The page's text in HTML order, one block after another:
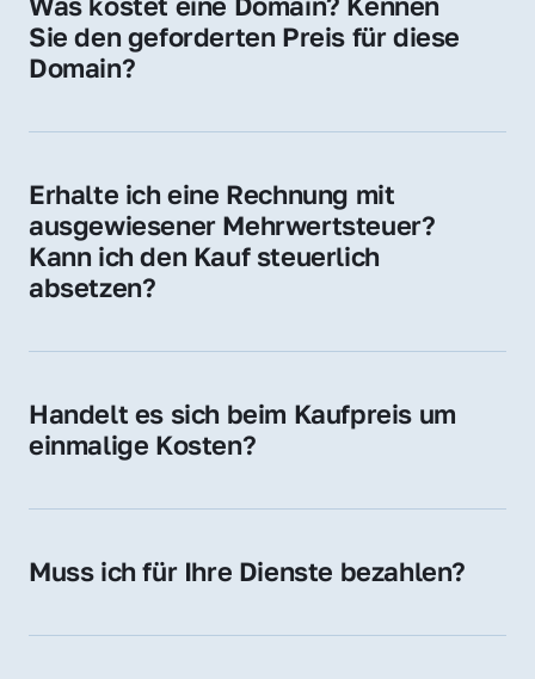
Adressen oder als digitale Investition.
Sie den geforderten Preis für diese
Domain?
Domain liegt ein konkreter Kaufpreis vor –
unverbindliches Angebot.
Erhalte ich eine Rechnung mit
ausgewiesener Mehrwertsteuer?
Kann ich den Kauf steuerlich
absetzen?
Für Unternehmen ist der Kauf in der Regel
Handelt es sich beim Kaufpreis um
einmalige Kosten?
späteren Betrieb der Domain (z. B. beim
Gebühren an. Diese bewegen sich für .de
Muss ich für Ihre Dienste bezahlen?
der Domain – ohne zusätzliche Vermittlungs-